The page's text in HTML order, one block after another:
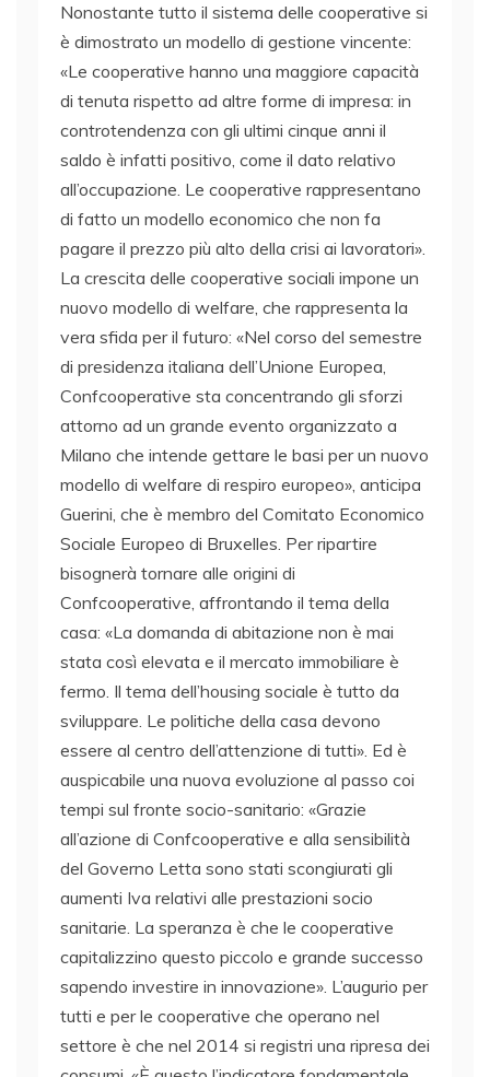
Nonostante tutto il sistema delle cooperative si
è dimostrato un modello di gestione vincente:
«Le cooperative hanno una maggiore capacità
di tenuta rispetto ad altre forme di impresa: in
controtendenza con gli ultimi cinque anni il
saldo è infatti positivo, come il dato relativo
all’occupazione. Le cooperative rappresentano
di fatto un modello economico che non fa
pagare il prezzo più alto della crisi ai lavoratori».
La crescita delle cooperative sociali impone un
nuovo modello di welfare, che rappresenta la
vera sfida per il futuro: «Nel corso del semestre
di presidenza italiana dell’Unione Europea,
Confcooperative sta concentrando gli sforzi
attorno ad un grande evento organizzato a
Milano che intende gettare le basi per un nuovo
modello di welfare di respiro europeo», anticipa
Guerini, che è membro del Comitato Economico
Sociale Europeo di Bruxelles. Per ripartire
bisognerà tornare alle origini di
Confcooperative, affrontando il tema della
casa: «La domanda di abitazione non è mai
stata così elevata e il mercato immobiliare è
fermo. Il tema dell’housing sociale è tutto da
sviluppare. Le politiche della casa devono
essere al centro dell’attenzione di tutti». Ed è
auspicabile una nuova evoluzione al passo coi
tempi sul fronte socio-sanitario: «Grazie
all’azione di Confcooperative e alla sensibilità
del Governo Letta sono stati scongiurati gli
aumenti Iva relativi alle prestazioni socio
sanitarie. La speranza è che le cooperative
capitalizzino questo piccolo e grande successo
sapendo investire in innovazione». L’augurio per
tutti e per le cooperative che operano nel
settore è che nel 2014 si registri una ripresa dei